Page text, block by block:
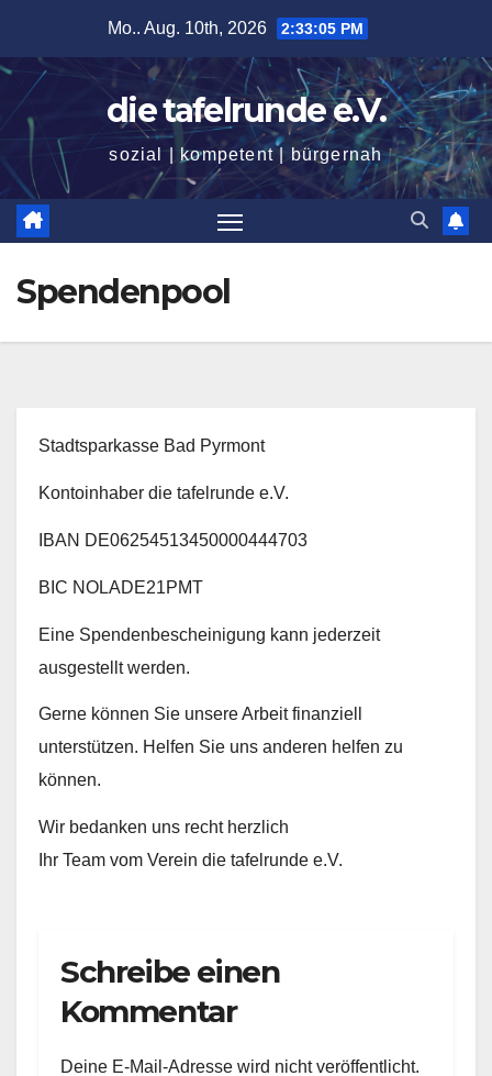
springen
Mo.. Aug. 10th, 2026 2:33:06 PM
die tafelrunde e.V.
sozial | kompetent | bürgernah
Spendenpool
Stadtsparkasse Bad Pyrmont
Kontoinhaber die tafelrunde e.V.
IBAN DE06254513450000444703
BIC NOLADE21PMT
Eine Spendenbescheinigung kann jederzeit
ausgestellt werden.
Gerne können Sie unsere Arbeit finanziell
unterstützen. Helfen Sie uns anderen helfen zu
können.
Wir bedanken uns recht herzlich
Ihr Team vom Verein die tafelrunde e.V.
Schreibe einen
Kommentar
Deine E-Mail-Adresse wird nicht veröffentlicht.